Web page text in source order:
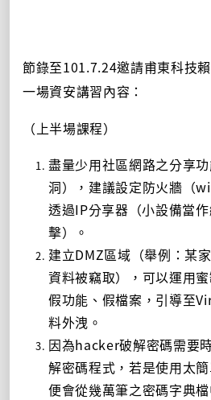
節錄至101.7.24邀請甫東科技
一場資安講習內容：
（上半場課程）
盡量少用社區網路之分享
洞），建議設定防火牆（
透過IP分享器（小設備當
擊）。
建立DMZ區域（舉例：某
資料被竊取），可以運用
假功能、假檔案，引導至
料外洩。
因為hacker破解密碼需要
解密碼程式，若是使用太
便會從幾萬筆之密碼字典